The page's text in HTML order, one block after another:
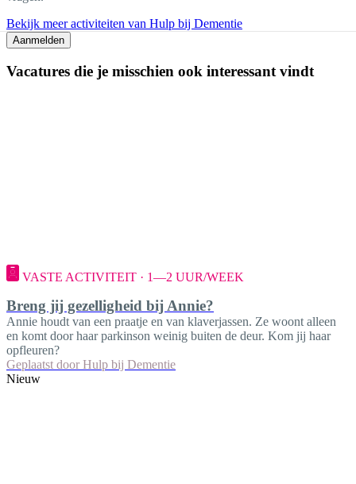
Bekijk meer activiteiten van Hulp bij Dementie
Aanmelden
Vacatures die je misschien ook interessant vindt
VASTE ACTIVITEIT · 1—2 UUR/WEEK
Breng jij gezelligheid bij Annie?
Annie houdt van een praatje en van klaverjassen. Ze woont alleen
en komt door haar parkinson weinig buiten de deur. Kom jij haar
opfleuren?
Geplaatst door Hulp bij Dementie
Nieuw